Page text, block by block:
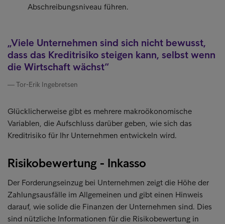
Abschreibungsniveau führen.
Viele Unternehmen sind sich nicht bewusst,
dass das Kreditrisiko steigen kann, selbst wenn
die Wirtschaft wächst
Tor-Erik Ingebretsen
Glücklicherweise gibt es mehrere makroökonomische
Variablen, die Aufschluss darüber geben, wie sich das
Kreditrisiko für Ihr Unternehmen entwickeln wird.
Risikobewertung - Inkasso
Der Forderungseinzug bei Unternehmen zeigt die Höhe der
Zahlungsausfälle im Allgemeinen und gibt einen Hinweis
darauf, wie solide die Finanzen der Unternehmen sind. Dies
sind nützliche Informationen für die Risikobewertung in